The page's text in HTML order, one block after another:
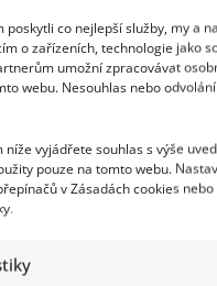
poskytli co nejlepší služby, my a
o zařízeních, technologie jako
umožní zpracovávat
webu. Nesouhlas nebo
níže vyjádřete souhlas s výše
pouze na tomto webu.
v Zásadách cookies
za jeho
je nezodpovědné
dovolit „chytračit“.
z přímého zapojení
chtějí posílat